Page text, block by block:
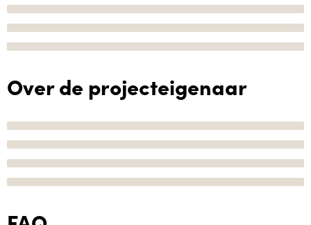
Over de projecteigenaar